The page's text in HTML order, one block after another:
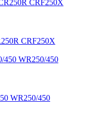
CRF250X
WR250/450